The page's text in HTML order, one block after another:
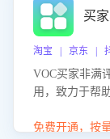
能力，阻断差
续提升。
买
淘宝 | 京东 |
VOC买家非满
用，致力于帮
客服原因或其
免费开通，按